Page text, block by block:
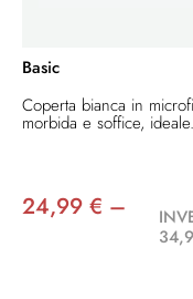
Basic
Coperta bianca in
morbida e soffice,
24,99 € –